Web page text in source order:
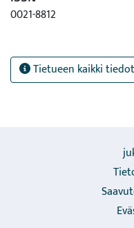
0021-8812
Tietueen kaikki tiedot